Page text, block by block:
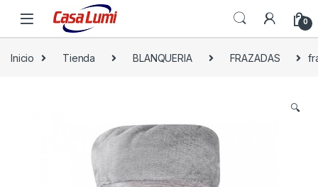
0
Inicio Tienda BLANQUERIA FRAZADAS
🔍